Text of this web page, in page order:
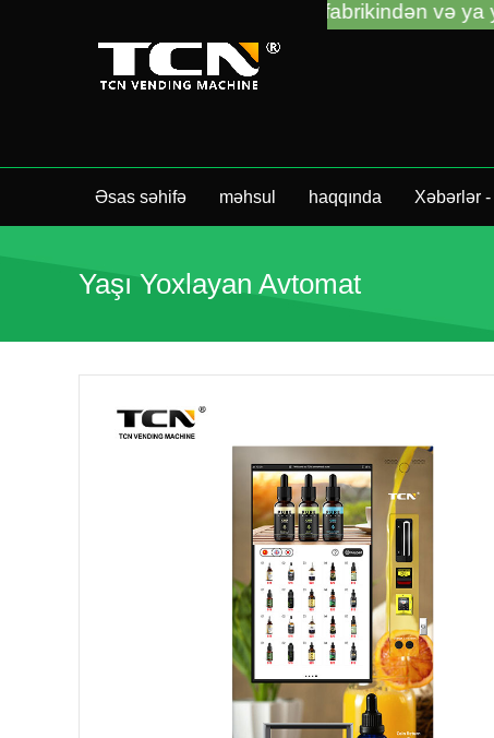
Əsas səhifə məhsul haqqında Xəbərlər
Yaşı Yoxlayan Avtomat
TCN fabrikindən və ya yerli